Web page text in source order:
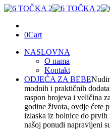
0Cart
NASLOVNA
O nama
Kontakt
ODJEĆA ZA BEBE
modnih i praktičnih
raspon brojeva i veličina
godine života, ovdje ćete
izlaska iz bolnice do prvih
našoj ponudi napravljeni